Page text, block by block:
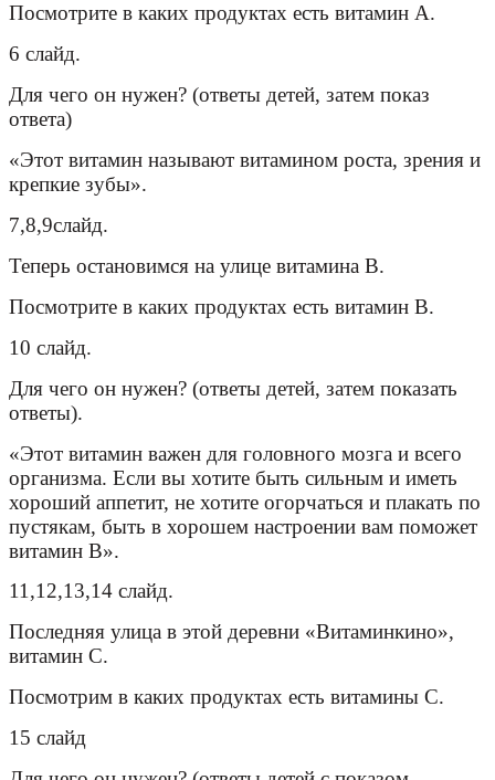
Посмотрите в каких продуктах есть витамин А.
6 слайд.
Для чего он нужен? (ответы детей, затем показ
ответа)
«Этот витамин называют витамином роста, зрения и
крепкие зубы».
7,8,9слайд.
Теперь остановимся на улице витамина В.
Посмотрите в каких продуктах есть витамин В.
10 слайд.
Для чего он нужен? (ответы детей, затем показать
ответы).
«Этот витамин важен для головного мозга и всего
организма. Если вы хотите быть сильным и иметь
хороший аппетит, не хотите огорчаться и плакать по
пустякам, быть в хорошем настроении вам поможет
витамин В».
11,12,13,14 слайд.
Последняя улица в этой деревни «Витаминкино»,
витамин С.
Посмотрим в каких продуктах есть витамины С.
15 слайд